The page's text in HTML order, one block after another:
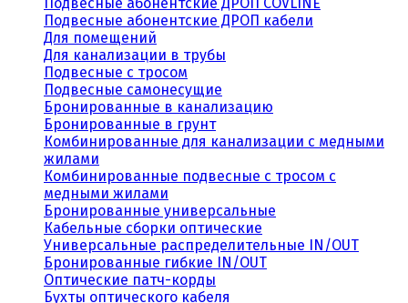
Подвесные абонентские ДРОП кабели
Для помещений
Для канализации в трубы
Подвесные с тросом
Подвесные самонесущие
Бронированные в канализацию
Бронированные в грунт
Комбинированные для канализации с медными
жилами
Комбинированные подвесные с тросом с
медными жилами
Бронированные универсальные
Кабельные сборки оптические
Универсальные распределительные IN/OUT
Бронированные гибкие IN/OUT
Оптические патч-корды
Бухты оптического кабеля